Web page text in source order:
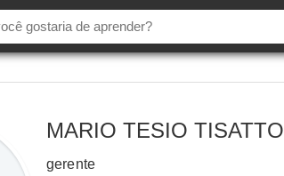
MARIO TESIO TISATTO
gerente